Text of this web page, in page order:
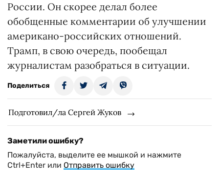
России. Он скорее делал более
обобщенные комментарии об улучшении
американо-российских отношений.
Трамп, в свою очередь, пообещал
журналистам разобраться в ситуации.
Поделиться
Подготовил/ла Сергей Жуков
Заметили ошибку?
Пожалуйста, выделите ее мышкой и нажмите
Ctrl+Enter или Отправить ошибку